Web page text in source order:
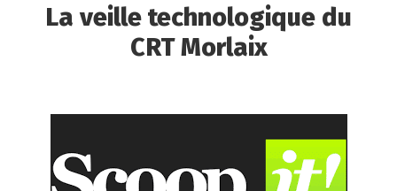
La veille technologique du
CRT Morlaix